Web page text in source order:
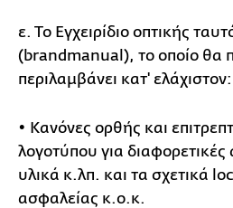
ε. Το Εγχειρίδιο οπτικής
(brandmanual), το οποίο θα
περιλαμβάνει κατ' ελάχιστον:
• Κανόνες ορθής και
λογοτύπου για
υλικά κ.λπ. και τα σχετικά
ασφαλείας κ.ο.κ.